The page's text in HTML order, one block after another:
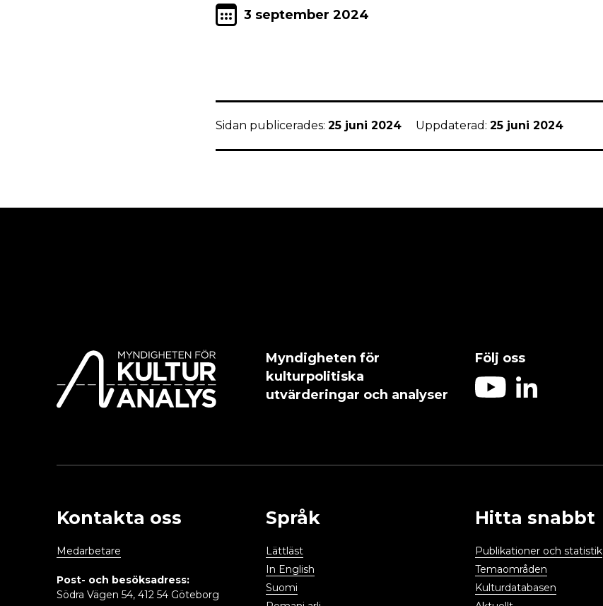
3 september 2024
Sidan publicerades: 25 juni 2024 Uppdaterad: 25 juni 2024
Myndigheten för
kulturpolitiska
utvärderingar och analyser
Följ oss
Kontakta oss
Medarbetare
Post- och besöksadress:
Södra Vägen 54, 412 54 Göteborg
Språk
Lättläst
In English
Suomi
Hitta snabbt
Publikationer och statistik
Temaområden
Kulturdatabasen